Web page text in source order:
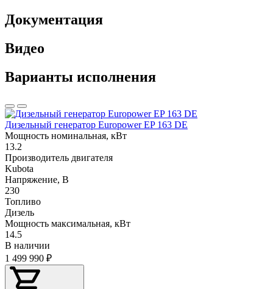
Документация
Видео
Варианты исполнения
Дизельный генератор Europower EP 163 DE
Мощность номинальная, кВт
13.2
Производитель двигателя
Kubota
Напряжение, В
230
Топливо
Дизель
Мощность максимальная, кВт
14.5
В наличии
1 499 990 ₽